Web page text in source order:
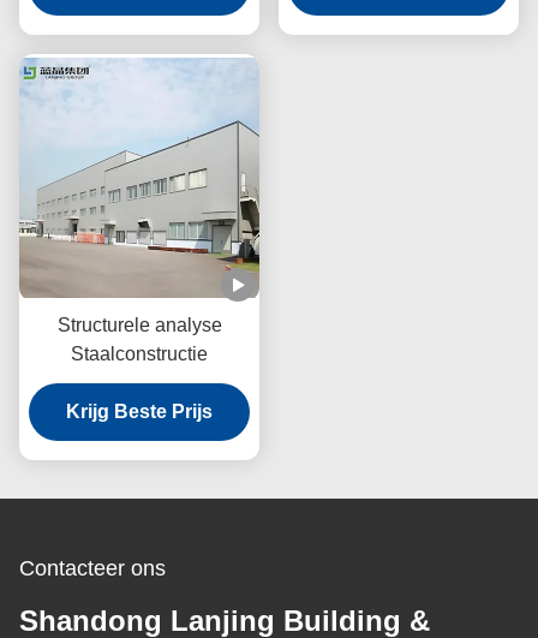
Structurele analyse
Staalconstructie
Krijg Beste Prijs
Contacteer ons
Shandong Lanjing Building &